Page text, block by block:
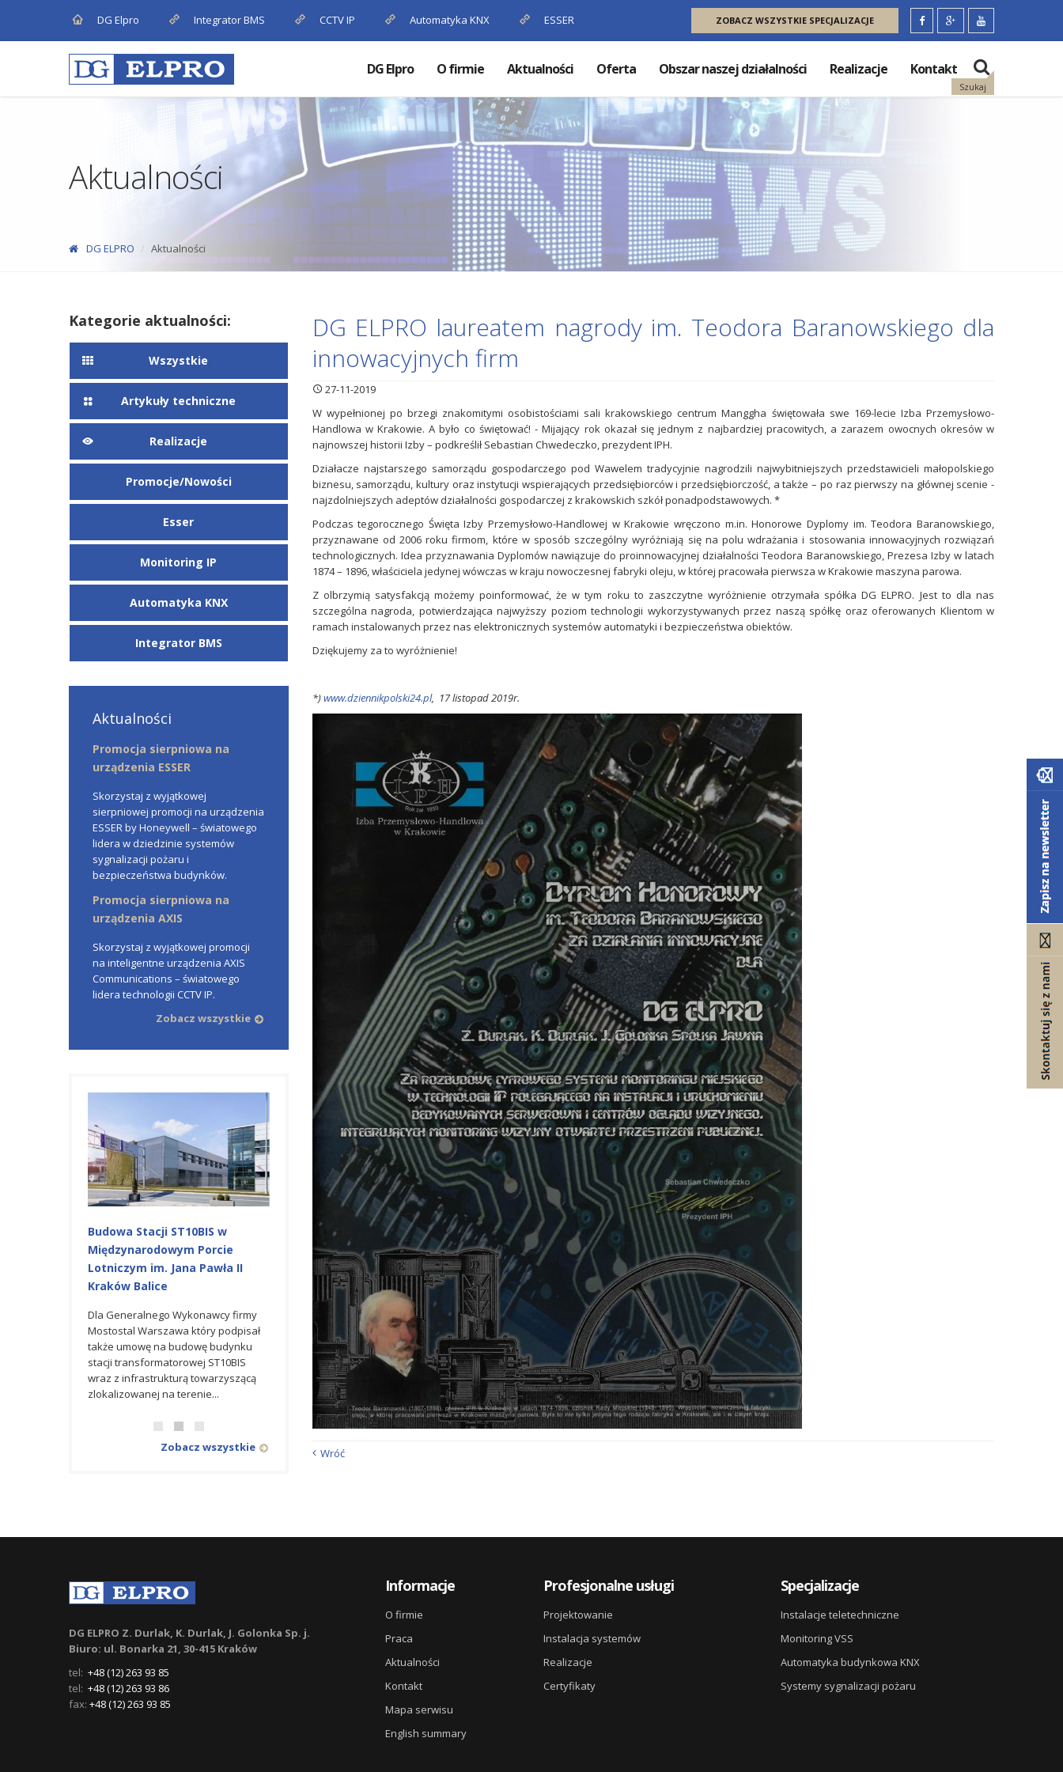
DG Elpro Integrator BMS CCTV IP Automatyka KNX ESSER ZOBACZ WSZYSTKIE SPECJALIZACJE
Szukaj
DG Elpro O firmie Aktualności Oferta Obszar naszej działalności Realizacje Kontakt
Aktualności
DG ELPRO Aktualności
DG ELPRO laureatem nagrody im. Teodora Baranowskiego dla
innowacyjnych firm
27-11-2019
W wypełnionej po brzegi znakomitymi osobistościami sali krakowskiego centrum Manggha świętowała swe 169-lecie Izba Przemysłowo-
Handlowa w Krakowie. A było co świętować! - Mijający rok okazał się jednym z najbardziej pracowitych, a zarazem owocnych okresów w
najnowszej historii Izby – podkreślił Sebastian Chwedeczko, prezydent IPH.
Działacze najstarszego samorządu gospodarczego pod Wawelem tradycyjnie nagrodzili najwybitniejszych przedstawicieli małopolskiego
biznesu, samorządu, kultury oraz instytucji wspierających przedsiębiorców i przedsiębiorczość, a także – po raz pierwszy na głównej scenie -
najzdolniejszych adeptów działalności gospodarczej z krakowskich szkół ponadpodstawowych. *
Podczas tegorocznego Święta Izby Przemysłowo-Handlowej w Krakowie wręczono m.in. Honorowe Dyplomy im. Teodora Baranowskiego,
przyznawane od 2006 roku firmom, które w sposób szczególny wyróżniają się na polu wdrażania i stosowania innowacyjnych rozwiązań
technologicznych. Idea przyznawania Dyplomów nawiązuje do proinnowacyjnej działalności Teodora Baranowskiego, Prezesa Izby w latach
1874 – 1896, właściciela jedynej wówczas w kraju nowoczesnej fabryki oleju, w której pracowała pierwsza w Krakowie maszyna parowa.
Z olbrzymią satysfakcją możemy poinformować, że w tym roku to zaszczytne wyróżnienie otrzymała spółka DG ELPRO. Jest to dla nas
szczególna nagroda, potwierdzająca najwyższy poziom technologii wykorzystywanych przez naszą spółkę oraz oferowanych Klientom w
ramach instalowanych przez nas elektronicznych systemów automatyki i bezpieczeństwa obiektów.
Dziękujemy za to wyróżnienie!
*)www.dziennikpolski24.pl, 17 listopad 2019r.
Wróć
Kategorie aktualności:
Wszystkie
Artykuły techniczne
Realizacje
Promocje/Nowości
Esser
Monitoring IP
Automatyka KNX
Integrator BMS
Aktualności
Promocja sierpniowa na
urządzenia ESSER
Skorzystaj z wyjątkowej
sierpniowej promocji na urządzenia
ESSER by Honeywell – światowego
lidera w dziedzinie systemów
sygnalizacji pożaru i
bezpieczeństwa budynków.
Promocja sierpniowa na
urządzenia AXIS
Skorzystaj z wyjątkowej promocji
na inteligentne urządzenia AXIS
Communications – światowego
lidera technologii CCTV IP.
Zobacz wszystkie
Budowa Stacji ST10BIS w
Międzynarodowym Porcie
Lotniczym im. Jana Pawła II
Kraków Balice
Dla Generalnego Wykonawcy firmy
Mostostal Warszawa który podpisał
także umowę na budowę budynku
stacji transformatorowej ST10BIS
wraz z infrastrukturą towarzyszącą
zlokalizowanej na terenie...
NOWY TERMINAL CARGO w
Międzynarodowym Porcie
Lotniczym im. Jana Pawła II
Kraków Balice
W ostatnim roku dla firmy Mostostal
Warszawa S.A. nasza spółka DG
ELPRO wykonała kompleksową
instalację systemu automatyki BMS
oraz systemu nadzoru wizyjnego
CCTV w ramach Przedsięwzięcia...
Zobacz wszystkie
DG ELPRO Z. Durlak, K. Durlak, J. Golonka Sp. j.
Biuro: ul. Bonarka 21, 30-415 Kraków
tel: +48 (12) 263 93 85
tel: +48 (12) 263 93 86
fax: +48 (12) 263 93 85
Informacje
O firmie
Praca
Aktualności
Kontakt
Mapa serwisu
English summary
Profesjonalne usługi
Projektowanie
Instalacja systemów
Realizacje
Certyfikaty
Specjalizacje
Instalacje teletechniczne
Monitoring VSS
Automatyka budynkowa KNX
Systemy sygnalizacji pożaru